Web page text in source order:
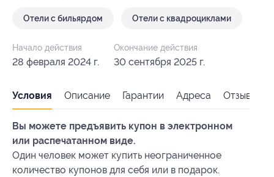
Отели с бильярдом Отели с квадроциклами
Начало действия
28 февраля 2024 г.
Окончание действия
30 сентября 2025 г.
Условия Описание Гарантии Адреса Отзывы
Вы можете предъявить купон в электронном
или распечатанном виде.
Один человек может купить неограниченное
количество купонов для себя или в подарок.